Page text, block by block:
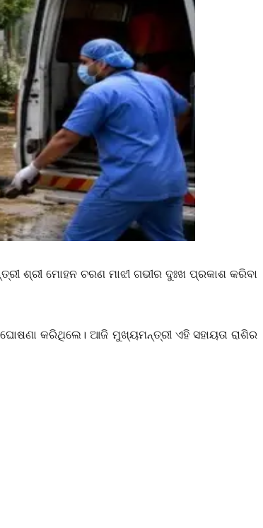
ଶ୍ରୀ ମୋହନ ଚରଣ ମାଝୀ ଗଭୀର ଦୁଃଖ ପ୍ରକାଶ କରିବା
କରିଥିଲେ। ଆଜି ମୁଖ୍ୟମନ୍ତ୍ରୀ ଏହି ସହାୟତା ରାଶିର